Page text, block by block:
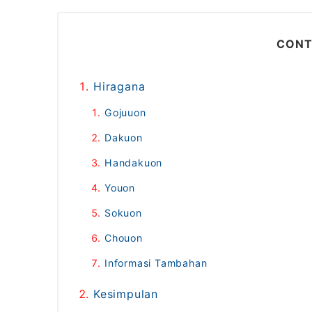
Hiragana
Gojuuon
Dakuon
Handakuon
Youon
Sokuon
Chouon
Informasi Tambahan
Kesimpulan